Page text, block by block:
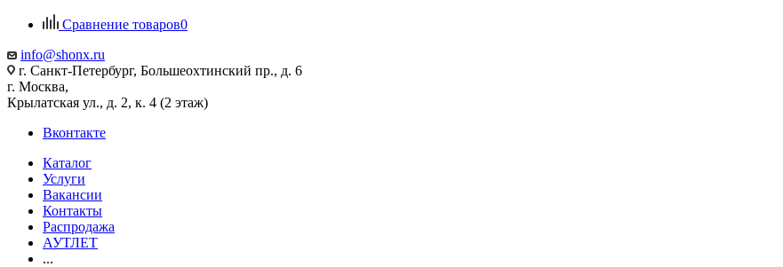
Сравнение товаров0
info@shonx.ru
г. Санкт-Петербург, Большеохтинский пр., д. 6
г. Москва,
Крылатская ул., д. 2, к. 4 (2 этаж)
Вконтакте
Каталог
Услуги
Вакансии
Контакты
Распродажа
АУТЛЕТ
...